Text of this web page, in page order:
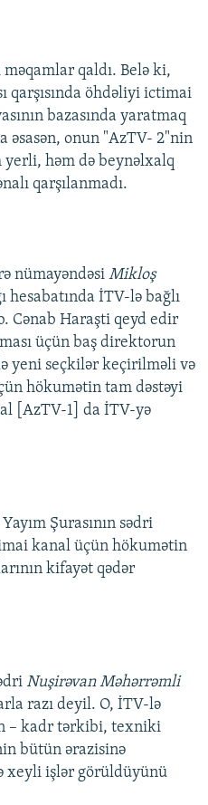
qaldı. Belə ki,
qarşısında öhdəliyi ictimai
bazasında yaratmaq
əsasən, onun "AzTV- 2"nin
yerli, həm də beynəlxalq
qarşılanmadı.
nümayəndəsi Mikloş
hesabatında İTV-lə bağlı
Cənab Haraşti qeyd edir
üçün baş direktorun
yeni seçkilər keçirilməli və
hökumətin tam dəstəyi
[AzTV-1] da İTV-yə
Şurasının sədri
kanal üçün hökumətin
kifayət qədər
Nuşirəvan Məhərrəmli
razı deyil. O, İTV-lə
– kadr tərkibi, texniki
bütün ərazisinə
xeyli işlər görüldüyünü